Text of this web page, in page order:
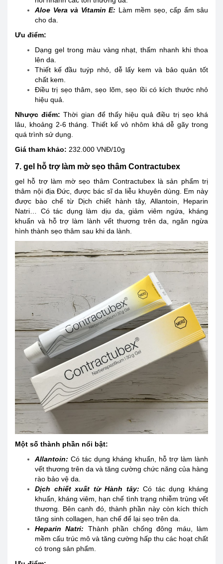
Aloe Vera và Vitamin E: Làm mềm sẹo, cấp ẩm sâu
cho da.
Ưu điểm:
Dạng gel trong màu vàng nhạt, thấm nhanh khi thoa
lên da.
Thiết kế đầu tuýp nhỏ, dễ lấy kem và bảo quản tốt
chất kem.
Điều trị sẹo thâm, sẹo lõm, sẹo lồi có kích thước nhỏ
hiệu quả.
Nhược điểm:Thời gian để thấy hiệu quả điều trị sẹo khá
lâu, khoảng 2-6 tháng. Thiết kế vỏ nhôm khá dễ gãy trong
quá trình sử dụng.
Giá tham khảo: 232.000 VNĐ/10g
7. gel hỗ trợ làm mờ sẹo thâm Contractubex
gel hỗ trợ làm mờ sẹo thâm Contractubex là sản phẩm trị
thâm nội địa Đức, được bác sĩ da liễu khuyên dùng. Em này
được bào chế từ Dịch chiết hành tây, Allantoin, Heparin
Natri… Có tác dụng làm dịu da, giảm viêm ngứa, kháng
khuẩn và hỗ trợ làm lành vết thương trên da, ngăn ngừa
hình thành sẹo thâm sau khi da lành.
Một số thành phần nổi bật:
Allantoin:Có tác dụng kháng khuẩn, hỗ trợ làm lành
vết thương trên da và tăng cường chức năng của hàng
rào bảo vệ da.
Dịch chiết xuất từ Hành tây:Có tác dụng kháng
khuẩn, kháng viêm, hạn chế tình trạng nhiễm trùng vết
thương. Bên cạnh đó, thành phần này còn kích thích
tăng sinh collagen, hạn chế để lại sẹo trên da.
Heparin Natri: Thành phần chống đông máu, làm
mềm cấu trúc mô và tăng cường hấp thu các hoạt chất
có trong sản phẩm.